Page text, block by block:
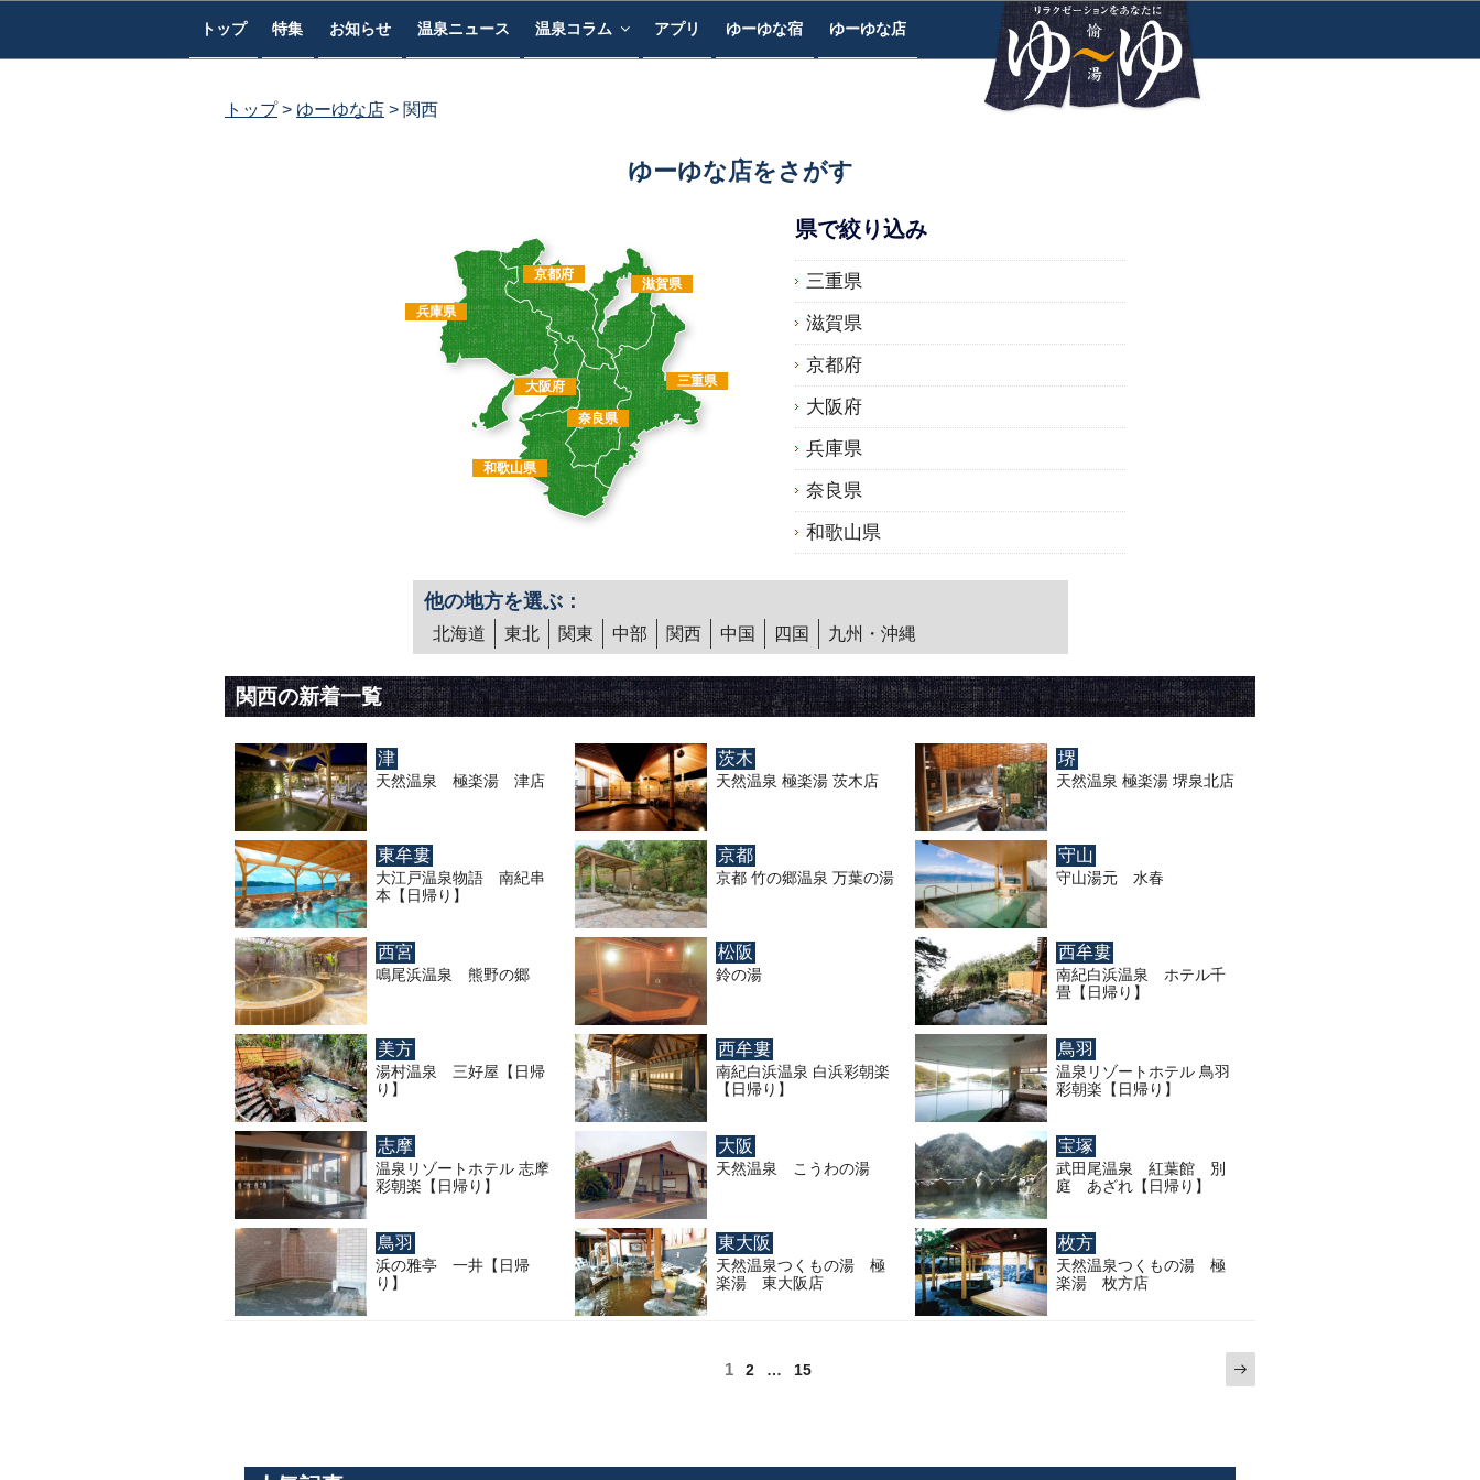
トップ 特集 お知らせ 温泉ニュース 温泉コラム アプリ ゆーゆな宿 ゆーゆな店
トップ ゆーゆな店 関西
ゆーゆな店をさがす
三重県
滋賀県
京都府
大阪府
兵庫県
奈良県
和歌山県
県で絞り込み
三重県
滋賀県
京都府
大阪府
兵庫県
奈良県
和歌山県
他の地方を選ぶ：
北海道 東北 関東 中部 関西 中国 四国 九州・沖縄
関西の新着一覧
津
天然温泉 極楽湯 津店
茨木
天然温泉 極楽湯 茨木店
堺
天然温泉 極楽湯 堺泉北店
東牟婁
大江戸温泉物語 南紀串
本【日帰り】
京都
京都 竹の郷温泉 万葉の湯
守山
守山湯元 水春
西宮
鳴尾浜温泉 熊野の郷
松阪
鈴の湯
西牟婁
南紀白浜温泉 ホテル千
畳【日帰り】
美方
湯村温泉 三好屋【日帰
り】
西牟婁
南紀白浜温泉 白浜彩朝楽
【日帰り】
鳥羽
温泉リゾートホテル 鳥羽
彩朝楽【日帰り】
志摩
温泉リゾートホテル 志摩
彩朝楽【日帰り】
大阪
天然温泉 こうわの湯
宝塚
武田尾温泉 紅葉館 別
庭 あざれ【日帰り】
鳥羽
浜の雅亭 一井【日帰
り】
東大阪
天然温泉つくもの湯 極
楽湯 東大阪店
枚方
天然温泉つくもの湯 極
楽湯 枚方店
1
固
2 …
固
15
次
の